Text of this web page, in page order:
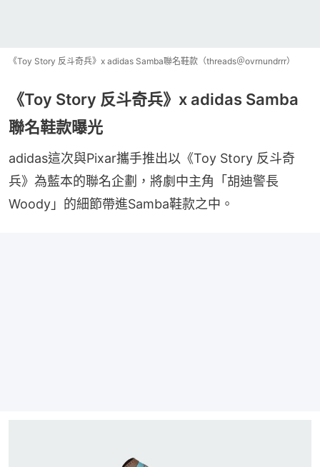
《Toy Story 反斗奇兵》x adidas Samba聯名鞋款（threads＠ovrnundrrr）
《Toy Story 反斗奇兵》x adidas Samba
聯名鞋款曝光
adidas這次與Pixar攜手推出以《Toy Story 反斗奇
兵》為藍本的聯名企劃，將劇中主角「胡迪警長
Woody」的細節帶進Samba鞋款之中。